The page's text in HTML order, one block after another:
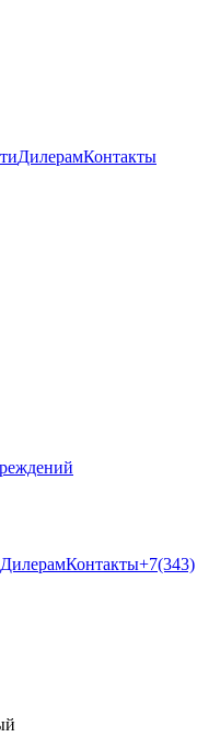
ДилерамКонтакты
ДилерамКонтакты+7(343)